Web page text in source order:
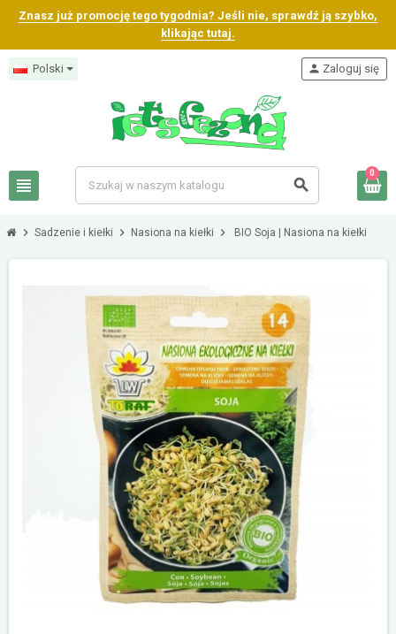
Znasz już promocję tego tygodnia? Jeśli nie, sprawdź ją szybko,
klikając tutaj.
Polski
view_headline search
person Zaloguj się
0
chevron_right Sadzenie i kiełki chevron_right Nasiona na kiełki chevron_right BIO Soja | Nasiona na kiełki